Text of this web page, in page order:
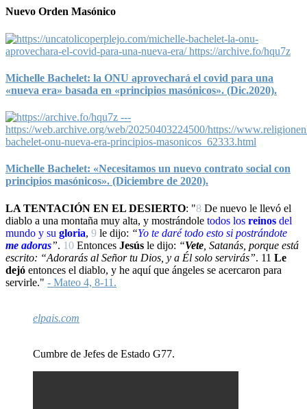
Nuevo Orden Masónico
Michelle Bachelet: la ONU aprovechará el covid para una
«nueva era» basada en «principios masónicos». (Dic.2020).
Michelle Bachelet: «Necesitamos un nuevo contrato social con
principios masónicos». (Diciembre de 2020).
LA TENTACIÓN EN EL DESIERTO: "8 De nuevo le llevó el
diablo a una montaña muy alta, y mostrándole todos los reinos del
mundo y su gloria, 9 le dijo: “Yo te daré todo esto si postrándote
me adoras”. 10 Entonces Jesús le dijo: “Vete , Satanás, porque está
escrito: “Adorarás al Señor tu Dios, y a Él solo servirás”. 11 Le
dejó entonces el diablo, y he aquí que ángeles se acercaron para
servirle." - Mateo 4, 8-11.
elpais.com
Cumbre de Jefes de Estado G77.